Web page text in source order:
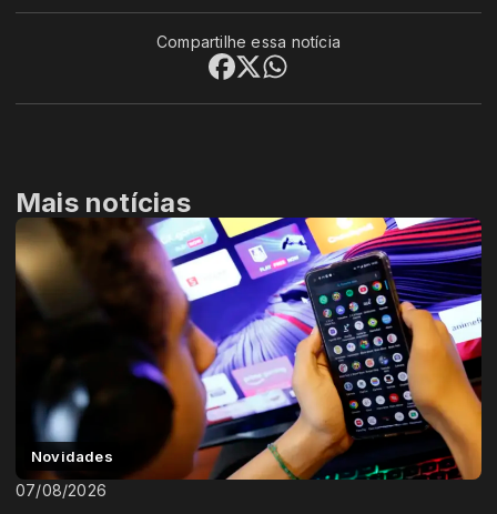
Compartilhe essa notícia
Mais notícias
Novidades
07/08/2026